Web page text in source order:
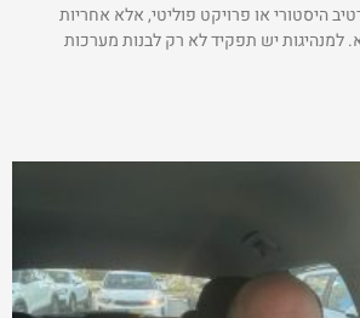
היסטורי או פרויקט פוליטי, אלא אחריות
למנהיגות יש תפקיד לא רק לבנות מערכות